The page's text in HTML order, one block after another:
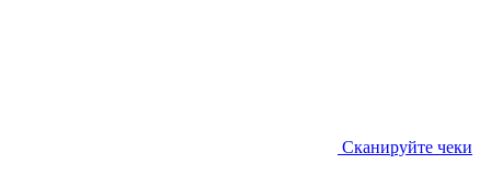
Сканируйте чеки